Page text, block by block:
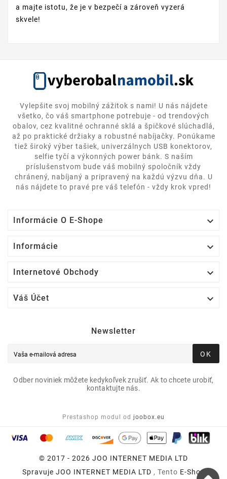
a majte istotu, že je v bezpečí a zároveň vyzerá
skvele!
Vylepšite svoj mobilný zážitok s nami! U nás nájdete
všetko, čo váš smartphone potrebuje - od trendových
obalov, cez kvalitné ochranné sklá a špičkové slúchadlá,
až po praktické držiaky a robustné nabíjačky. Ponúkame
tiež široký výber tašiek, univerzálnych USB konektorov,
selfie tyčí a výkonných power bánk. S naším
príslušenstvom bude váš mobilný spoločník vždy
chránený, nabíjaný a pripravený na každú výzvu dňa. U
nás nájdete to pravé pre váš telefón - vždy krok vpred!
Informácie O E-Shope 
Informácie 
Internetové Obchody 
Váš Účet 
Newsletter
OK
Odber noviniek môžete kedykoľvek zrušiť. Ak to chcete urobiť,
kontaktujte nás.
Prestashop modul od joobox.eu
© 2017 - 2026 JOO INTERNET MEDIA LTD
Spravuje JOO INTERNET MEDIA LTD , Tento E-Shop